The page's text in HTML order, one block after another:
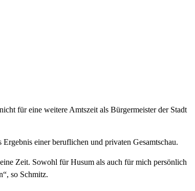
für eine weitere Amtszeit als Bürgermeister der Stadt
einer beruflichen und privaten Gesamtschau.
Zeit. Sowohl für Husum als auch für mich persönlich
so Schmitz.